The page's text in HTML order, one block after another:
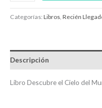
Categorías:Libros, Recién
Descripción
Libro Descubre el Cielo del